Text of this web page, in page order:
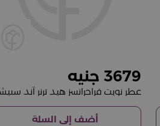
3679
أضف إلى السلة